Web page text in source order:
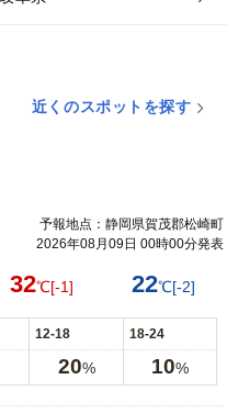
近くのスポットを探す
予報地点：静岡県賀茂郡松崎町
2026年08月09日 00時00分発表
32℃[-1] 22℃[-2]
12-18 18-24
20% 10%